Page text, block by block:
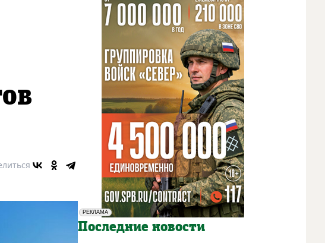
РЕКЛАМА
Социальная реклама
Последние новости